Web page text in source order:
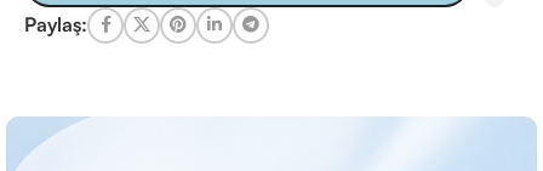
Paylaş: